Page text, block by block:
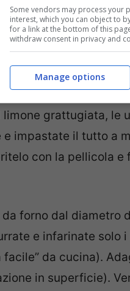
marmellata di more
un piano d’appoggio
grattugiata, le
impastate il tutto a
con la pellicola
forno dal diametro
e infarinate solo
da cucina).
in superficie).
Some vendors may process your
interest, which you can object to
for a link at the bottom of this
withdraw consent in privacy and
Manage options